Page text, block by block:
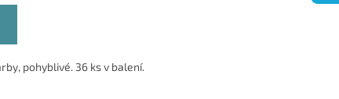
pohyblivé. 36 ks v balení.